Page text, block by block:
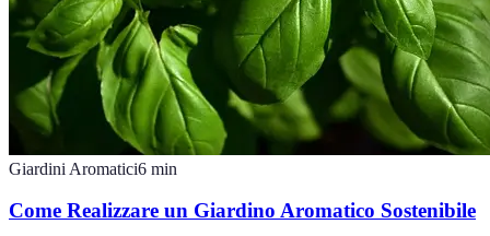
Giardini Aromatici6 min
Come Realizzare un Giardino Aromatico Sostenibile